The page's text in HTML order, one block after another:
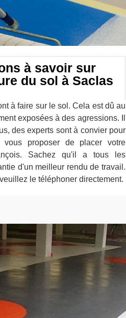
à savoir sur
du sol à Saclas
à faire sur le sol. Cela est dû au
exposées à des agressions. Il
des experts sont à convier pour
vous proposer de placer votre
Sachez qu'il a tous les
d'un meilleur rendu de travail.
le téléphoner directement.